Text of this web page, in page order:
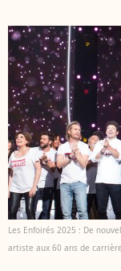
Les Enfoirés 2025 : De
artiste aux 60 ans de carrière